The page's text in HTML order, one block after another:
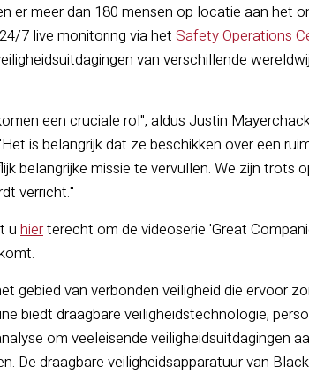
er meer dan 180 mensen op locatie aan het
7 live monitoring via het Safety Operations
van verschillende
een cruciale rol", aldus Justin
is belangrijk dat ze beschikken over een
belangrijke missie te vervullen. We zijn trots
verricht."
u hierterecht om de videoserie 'Great
gebied van verbonden veiligheid die ervoor
biedt draagbare veiligheidstechnologie,
om veeleisende veiligheidsuitdagingen
De draagbare veiligheidsapparatuur van